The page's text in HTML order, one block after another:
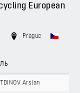
European
Prague
Arslan